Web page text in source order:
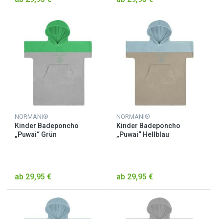
NORMANI®
Kinder Badeponcho
„Puwai“ Grün
ab 29,95 €
NORMANI®
Kinder Badeponcho
„Puwai“ Hellblau
ab 29,95 €